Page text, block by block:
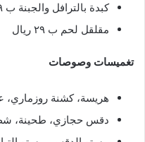
كبدة بالترافل والجبنة ب ٣٩ ريال
مقلقل لحم ب ٢٩ ريال
تغميسات وصوصات
هريسة، كشنة روزماري،
دقس حجازي، طحينة، شطة